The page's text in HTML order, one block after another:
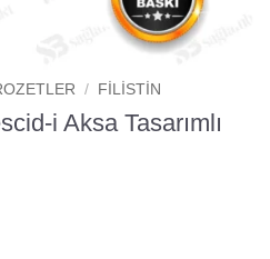
/ FILISTIN
i Aksa Tasarımlı